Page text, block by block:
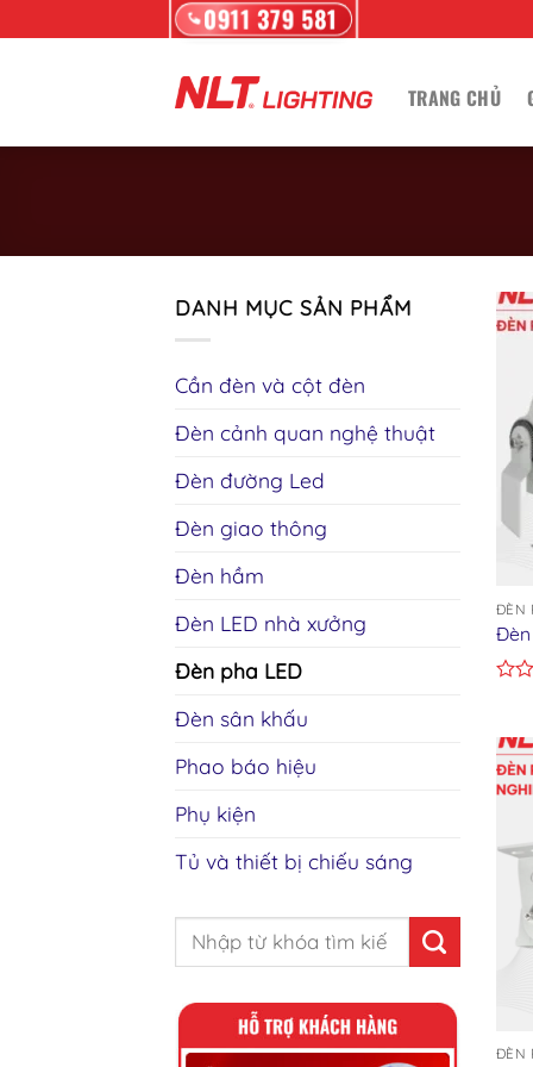
0911 379 581
TRANG CHỦ
DANH MỤC SẢN PHẨM
Cần đèn và cột đèn
Đèn cảnh quan nghệ thuật
Đèn đường Led
Đèn giao thông
Đèn hầm
Đèn LED nhà xưởng
Đèn pha LED
Đèn sân khấu
Phao báo hiệu
Phụ kiện
Tủ và thiết bị chiếu sáng
Search
ĐÈN
Đèn
out
of
5
ĐÈN